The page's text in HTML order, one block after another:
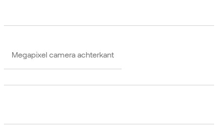
Megapixel camera achterkant